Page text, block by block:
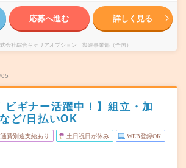
応募へ進む 詳しく見る
会社綜合キャリアオプション 製造事業部（全国）
ビギナー活躍中！】組立・加
ど/日払いOK
費別途支給あり 土日祝日が休み WEB登録OK